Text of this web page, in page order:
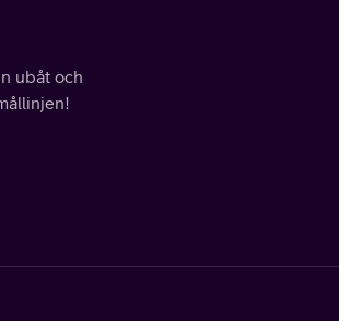
ubåt och